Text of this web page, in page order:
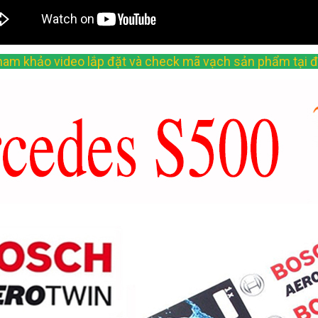
khảo video lắp đặt và check mã vạch sản phẩm tại